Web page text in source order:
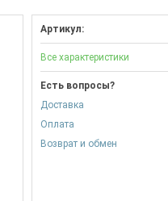
Артикул:
Все характеристики
Есть вопросы?
Доставка
Оплата
Возврат и обмен